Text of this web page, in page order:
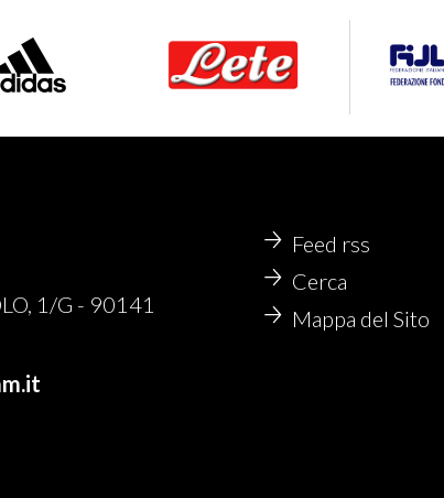
1/G - 90141
Feed rss
Cerca
Mappa del Sito